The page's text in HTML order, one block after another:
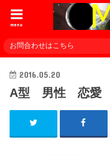
menu
お問合わせはこちら
2016.05.20
A型 男性 恋愛